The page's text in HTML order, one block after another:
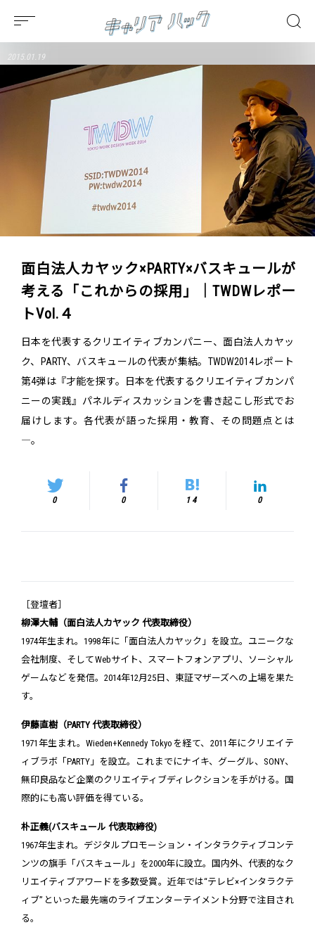
2015.01.19
面白法人カヤック×PARTY×バスキュールが
考える「これからの採用」｜TWDWレポー
トVol.４
日本を代表するクリエイティブカンパニー、面白法人カヤッ
ク、PARTY、バスキュールの代表が集結。TWDW2014レポート
第4弾は『才能を探す。日本を代表するクリエイティブカンパ
ニーの実践』パネルディスカッションを書き起こし形式でお
届けします。各代表が語った採用・教育、その問題点とは
―。
0 0 14 0
［登壇者］
柳澤大輔（面白法人カヤック 代表取締役）
1974年生まれ。1998年に「面白法人カヤック」を設立。ユニークな
会社制度、そしてWebサイト、スマートフォンアプリ、ソーシャル
ゲームなどを発信。2014年12月25日、東証マザーズへの上場を果た
す。
伊藤直樹（PARTY 代表取締役）
1971年生まれ。Wieden+Kennedy Tokyoを経て、2011年にクリエイテ
ィブラボ「PARTY」を設立。これまでにナイキ、グーグル、SONY、
無印良品など企業のクリエイティブディレクションを手がける。国
際的にも高い評価を得ている。
朴正義(バスキュール 代表取締役)
1967年生まれ。デジタルプロモーション・インタラクティブコンテ
ンツの旗手「バスキュール」を2000年に設立。国内外、代表的なク
リエイティブアワードを多数受賞。近年では“テレビ×インタラクテ
ィブ”といった最先端のライブエンターテイメント分野で注目され
る。